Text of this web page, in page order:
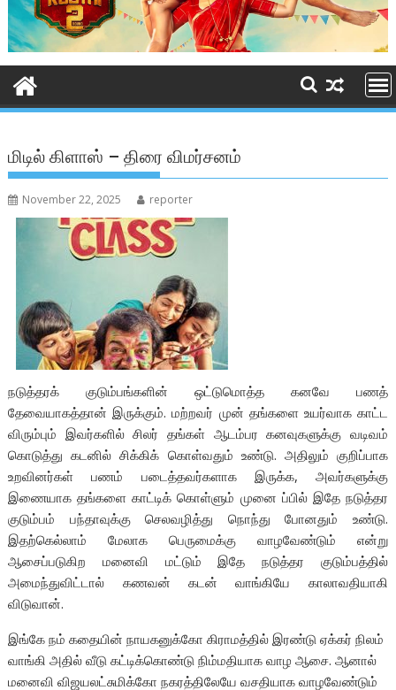
மிடில் கிளாஸ் – திரை விமர்சனம்
November 22, 2025 reporter
நடுத்தரக் குடும்பங்களின் ஒட்டுமொத்த கனவே பணத்
தேவையாகத்தான் இருக்கும். மற்றவர் முன் தங்களை உயர்வாக காட்ட
விரும்பும் இவர்களில் சிலர் தங்கள் ஆடம்பர கனவுகளுக்கு வடிவம்
கொடுத்து கடனில் சிக்கிக் கொள்வதும் உண்டு. அதிலும் குறிப்பாக
உறவினர்கள் பணம் படைத்தவர்களாக இருக்க, அவர்களுக்கு
இணையாக தங்களை காட்டிக் கொள்ளும் முனை ப்பில் இதே நடுத்தர
குடும்பம் பந்தாவுக்கு செலவழித்து நொந்து போனதும் உண்டு.
இதற்கெல்லாம் மேலாக பெருமைக்கு வாழவேண்டும் என்று
ஆசைப்படுகிற மனைவி மட்டும் இதே நடுத்தர குடும்பத்தில்
அமைந்துவிட்டால் கணவன் கடன் வாங்கியே காலாவதியாகி
விடுவான்.
இங்கே நம் கதையின் நாயகனுக்கோ கிராமத்தில் இரண்டு ஏக்கர் நிலம்
வாங்கி அதில் வீடு கட்டிக்கொண்டு நிம்மதியாக வாழ ஆசை. ஆனால்
மனைவி விஜயலட்சுமிக்கோ நகரத்திலேயே வசதியாக வாழவேண்டும்